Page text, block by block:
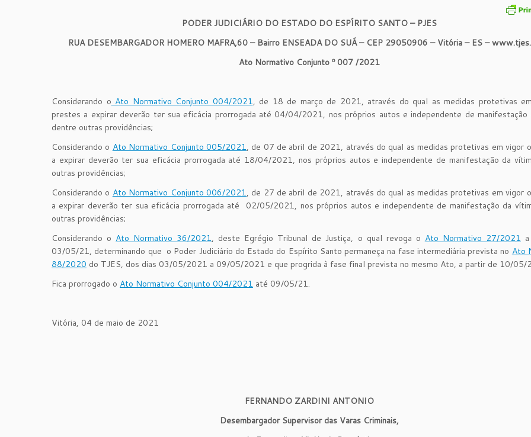
PODER JUDICIÁRIO DO ESTADO DO ESPÍRITO SANTO – PJES
RUA DESEMBARGADOR HOMERO MAFRA,60 – Bairro ENSEADA DO SUÁ – CEP 29050906 – Vitória – ES –
Ato Normativo Conjunto º 007 /2021
Considerando o Ato Normativo Conjunto 004/2021, de 18 de março de 2021, através do qual as medidas protetivas
prestes a expirar deverão ter sua eficácia prorrogada até 04/04/2021, nos próprios autos e independente de manifestação
dentre outras providências;
Considerando o Ato Normativo Conjunto 005/2021, de 07 de abril de 2021, através do qual as medidas protetivas em vigor
a expirar deverão ter sua eficácia prorrogada até 18/04/2021, nos próprios autos e independente de manifestação da
outras providências;
Considerando o Ato Normativo Conjunto 006/2021, de 27 de abril de 2021, através do qual as medidas protetivas em vigor
a expirar deverão ter sua eficácia prorrogada até 02/05/2021, nos próprios autos e independente de manifestação da
outras providências;
Considerando o Ato Normativo 36/2021, deste Egrégio Tribunal de Justiça, o qual revoga o Ato Normativo 27/2021
03/05/21, determinando que o Poder Judiciário do Estado do Espírito Santo permaneça na fase intermediária prevista no Ato
88/2020 do TJES, dos dias 03/05/2021 a 09/05/2021 e que progrida à fase final prevista no mesmo Ato, a partir de 10/05/
Fica prorrogado o Ato Normativo Conjunto 004/2021 até 09/05/21.
Vitória, 04 de maio de 2021
FERNANDO ZARDINI ANTONIO
Desembargador Supervisor das Varas Criminais,